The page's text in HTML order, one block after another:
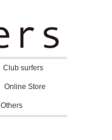
Club surfers
Online Store
Others